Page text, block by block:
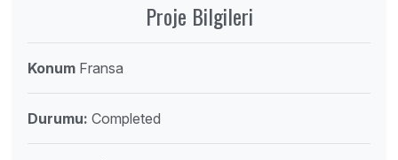
Proje Bilgileri
Konum Fransa
Durumu: Completed